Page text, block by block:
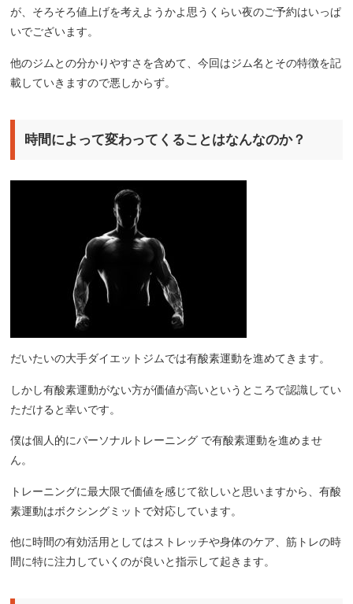
が、そろそろ値上げを考えようかよ思うくらい夜のご予約はいっぱ
いでございます。
他のジムとの分かりやすさを含めて、今回はジム名とその特徴を記
載していきますので悪しからず。
時間によって変わってくることはなんなのか？
だいたいの大手ダイエットジムでは有酸素運動を進めてきます。
しかし有酸素運動がない方が価値が高いというところで認識してい
ただけると幸いです。
僕は個人的にパーソナルトレーニング で有酸素運動を進めませ
ん。
トレーニングに最大限で価値を感じて欲しいと思いますから、有酸
素運動はボクシングミットで対応しています。
他に時間の有効活用としてはストレッチや身体のケア、筋トレの時
間に特に注力していくのが良いと指示して起きます。